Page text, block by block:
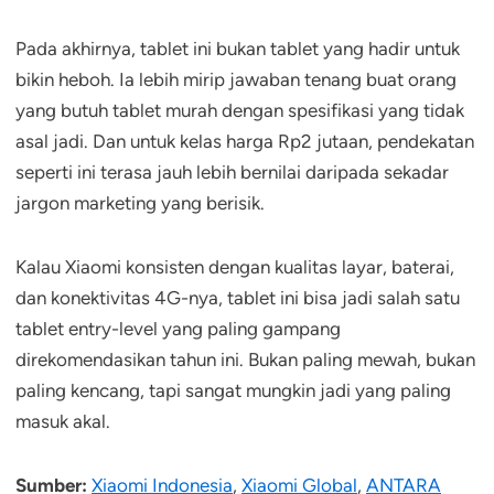
Pada akhirnya, tablet ini bukan tablet yang hadir untuk
bikin heboh. Ia lebih mirip jawaban tenang buat orang
yang butuh tablet murah dengan spesifikasi yang tidak
asal jadi. Dan untuk kelas harga Rp2 jutaan, pendekatan
seperti ini terasa jauh lebih bernilai daripada sekadar
jargon marketing yang berisik.
Kalau Xiaomi konsisten dengan kualitas layar, baterai,
dan konektivitas 4G-nya, tablet ini bisa jadi salah satu
tablet entry-level yang paling gampang
direkomendasikan tahun ini. Bukan paling mewah, bukan
paling kencang, tapi sangat mungkin jadi yang paling
masuk akal.
Sumber: Xiaomi Indonesia, Xiaomi Global, ANTARA